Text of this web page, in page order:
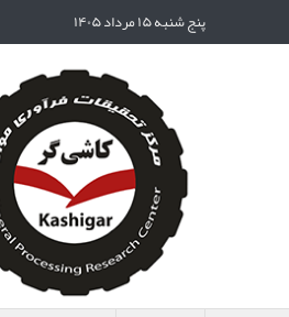
پنج شنبه ۱۵ مرداد ۱۴۰۵